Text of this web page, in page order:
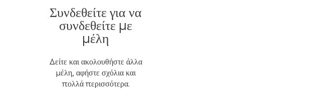
Συνδεθείτε για να
συνδεθείτε με
μέλη
Δείτε και ακολουθήστε άλλα
μέλη, αφήστε σχόλια και
πολλά περισσότερα.